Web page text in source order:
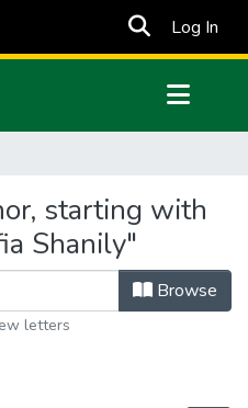
Log In
starting with
Shanily"
Browse
letters